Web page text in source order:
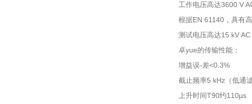
工作电压高达3600 V
根据EN 61140 ，具有
测试电压高达15 kV AC
卓yue的传输性能：
增益误-差<0.3%
截止频率5 kHz （低通
上升时间T90约110µs